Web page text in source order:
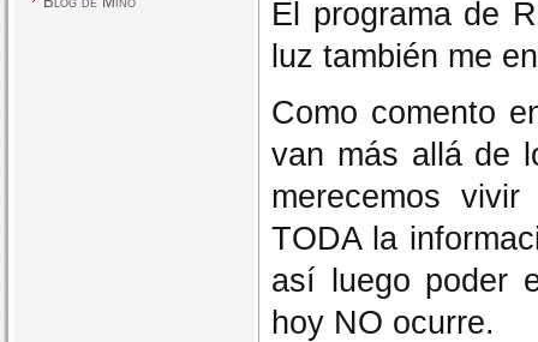
El programa de
luz también me
Como comento
van más allá de
merecemos
TODA la
así luego poder
hoy NO ocurre.